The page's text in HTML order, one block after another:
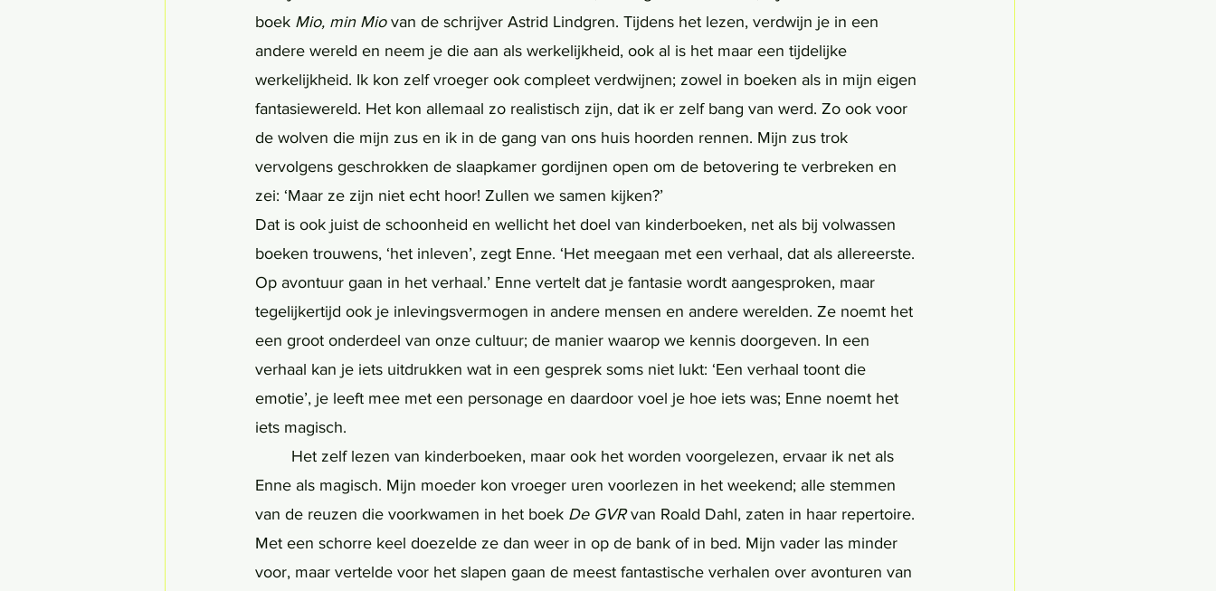
boek Mio, min Mio van de schrijver Astrid Lindgren. Tijdens het lezen, verdwijn je in een
andere wereld en neem je die aan als werkelijkheid, ook al is het maar een tijdelijke
werkelijkheid. Ik kon zelf vroeger ook compleet verdwijnen; zowel in boeken als in mijn eigen
fantasiewereld. Het kon allemaal zo realistisch zijn, dat ik er zelf bang van werd. Zo ook voor
de wolven die mijn zus en ik in de gang van ons huis hoorden rennen. Mijn zus trok
vervolgens geschrokken de slaapkamer gordijnen open om de betovering te verbreken en
zei: ‘Maar ze zijn niet echt hoor! Zullen we samen kijken?’
Dat is ook juist de schoonheid en wellicht het doel van kinderboeken, net als bij volwassen
boeken trouwens, ‘het inleven’, zegt Enne. ‘Het meegaan met een verhaal, dat als allereerste.
Op avontuur gaan in het verhaal.’ Enne vertelt dat je fantasie wordt aangesproken, maar
tegelijkertijd ook je inlevingsvermogen in andere mensen en andere werelden. Ze noemt het
een groot onderdeel van onze cultuur; de manier waarop we kennis doorgeven. In een
verhaal kan je iets uitdrukken wat in een gesprek soms niet lukt: ‘Een verhaal toont die
emotie’, je leeft mee met een personage en daardoor voel je hoe iets was; Enne noemt het
iets magisch.
Enne als magisch. Mijn moeder kon vroeger uren voorlezen in het weekend; alle stemmen
van de reuzen die voorkwamen in het boek De GVR van Roald Dahl, zaten in haar repertoire.
Met een schorre keel doezelde ze dan weer in op de bank of in bed. Mijn vader las minder
voor, maar vertelde voor het slapen gaan de meest fantastische verhalen over avonturen van